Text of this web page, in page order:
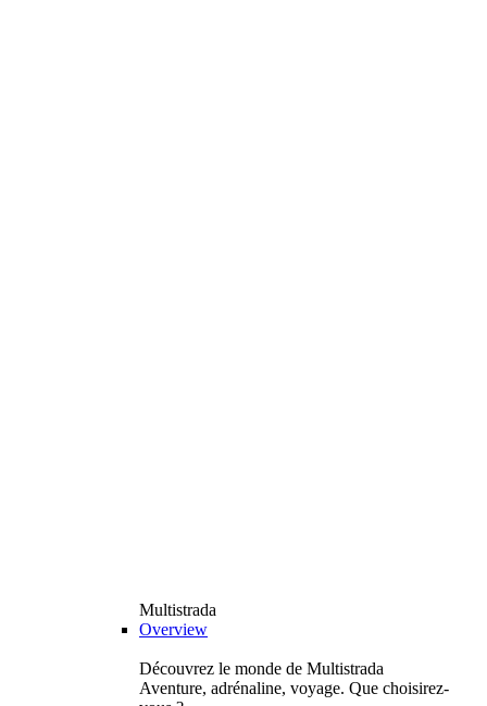
Multistrada
Overview
Découvrez le monde de Multistrada
Aventure, adrénaline, voyage. Que choisirez-